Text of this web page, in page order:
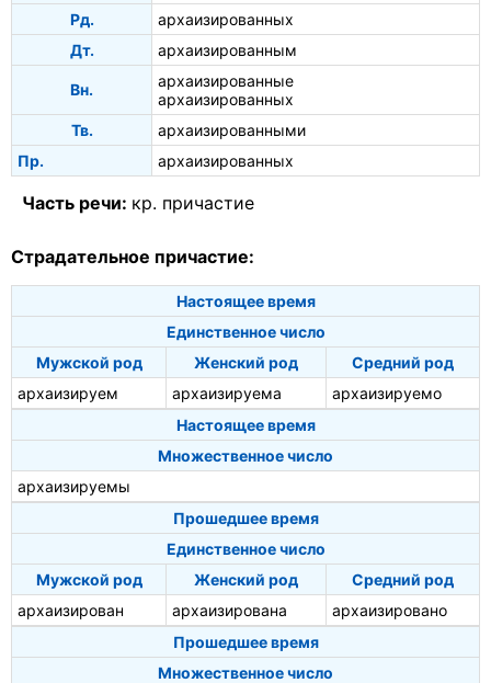
Рд.
архаизированных
Дт.
архаизированным
Вн.
архаизированные
архаизированных
Тв.
архаизированными
Пр.
архаизированных
Часть речи: кр. причастие
Страдательное причастие:
Настоящее время
Единственное число
Мужской род
Женский род
Средний род
архаизируем
архаизируема
архаизируемо
Настоящее время
Множественное число
архаизируемы
Прошедшее время
Единственное число
Мужской род
Женский род
Средний род
архаизирован
архаизирована
архаизировано
Прошедшее время
Множественное число